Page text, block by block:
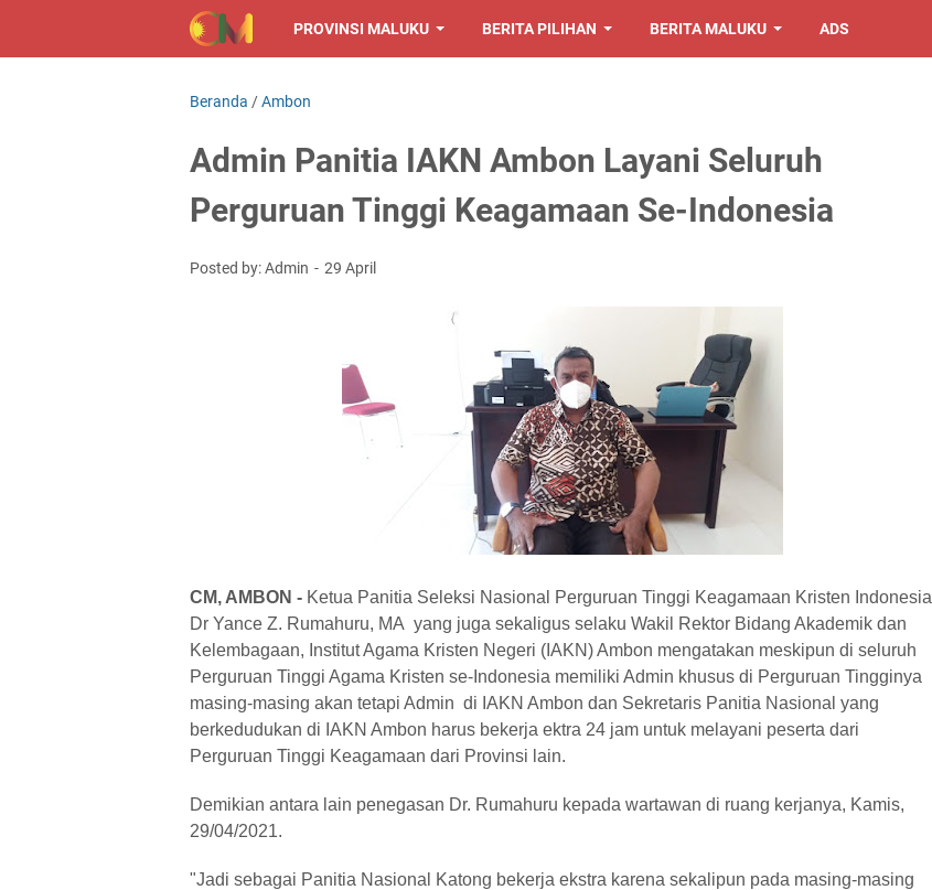
PROVINSI MALUKU BERITA PILIHAN BERITA MALUKU ADS
Beranda /Ambon
Admin Panitia IAKN Ambon Layani Seluruh
Perguruan Tinggi Keagamaan Se-Indonesia
Posted by: Admin 29 April
CM, AMBON - Ketua Panitia Seleksi Nasional Perguruan Tinggi Keagamaan Kristen Indonesia
Dr Yance Z. Rumahuru, MA yang juga sekaligus selaku Wakil Rektor Bidang Akademik dan
Kelembagaan, Institut Agama Kristen Negeri (IAKN) Ambon mengatakan meskipun di seluruh
Perguruan Tinggi Agama Kristen se-Indonesia memiliki Admin khusus di Perguruan Tingginya
masing-masing akan tetapi Admin di IAKN Ambon dan Sekretaris Panitia Nasional yang
berkedudukan di IAKN Ambon harus bekerja ektra 24 jam untuk melayani peserta dari
Perguruan Tinggi Keagamaan dari Provinsi lain.
Demikian antara lain penegasan Dr. Rumahuru kepada wartawan di ruang kerjanya, Kamis,
29/04/2021.
"Jadi sebagai Panitia Nasional Katong bekerja ekstra karena sekalipun pada masing-masing